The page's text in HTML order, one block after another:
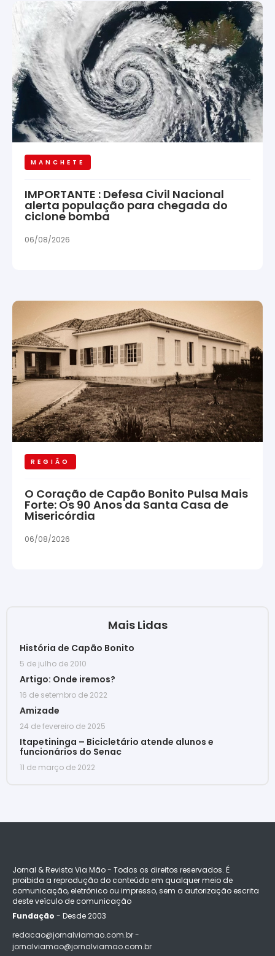
MANCHETE
IMPORTANTE : Defesa Civil Nacional
alerta população para chegada do
ciclone bomba
06/08/2026
REGIÃO
O Coração de Capão Bonito Pulsa Mais
Forte: Os 90 Anos da Santa Casa de
Misericórdia
06/08/2026
Mais Lidas
História de Capão Bonito
5 de julho de 2010
Artigo: Onde iremos?
16 de setembro de 2022
Amizade
24 de fevereiro de 2025
Itapetininga – Bicicletário atende alunos e
funcionários do Senac
11 de março de 2022
Jornal & Revista Via Mão - Todos os direitos reservados. É
proibida a reprodução do conteúdo em qualquer meio de
comunicação, eletrônico ou impresso, sem a autorização escrita
deste veículo de comunicação
Fundação - Desde 2003
redacao@jornalviamao.com.br -
jornalviamao@jornalviamao.com.br